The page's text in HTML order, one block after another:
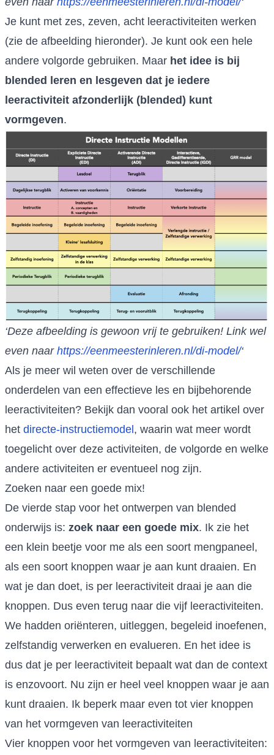
Je kunt met zes, zeven, acht leeractiviteiten werken
(zie de afbeelding hieronder). Je kunt ook een hele
andere volgorde gebruiken. Maar het idee is bij
blended leren en lesgeven dat je iedere
leeractiviteit afzonderlijk (blended) kunt
vormgeven.
‘Deze afbeelding is gewoon vrij te gebruiken! Link wel
even naar https://eenmeesterinleren.nl/di-model/‘
Als je meer wil weten over de verschillende
onderdelen van een effectieve les en bijbehorende
leeractiviteiten? Bekijk dan vooral ook het artikel over
het directe-instructiemodel , waarin wat meer wordt
toegelicht over deze activiteiten, de volgorde en welke
andere activiteiten er eventueel nog zijn.
Zoeken naar een goede mix!
De vierde stap voor het ontwerpen van blended
onderwijs is: zoek naar een goede mix. Ik zie het
een klein beetje voor me als een soort mengpaneel,
als een soort knoppen waar je aan kunt draaien. En
wat je dan doet, is per leeractiviteit draai je aan die
knoppen. Dus even terug naar die vijf leeractiviteiten.
We hadden oriënteren, uitleggen, begeleid inoefenen,
zelfstandig verwerken en evalueren. En het idee is
dus dat je per leeractiviteit bepaalt wat dan de context
is enzovoort. Nu zijn er heel veel knoppen waar je aan
kunt draaien. Ik beperk maar even tot vier knoppen
van het vormgeven van leeractiviteiten
Vier knoppen voor het vormgeven van leeractiviteiten: